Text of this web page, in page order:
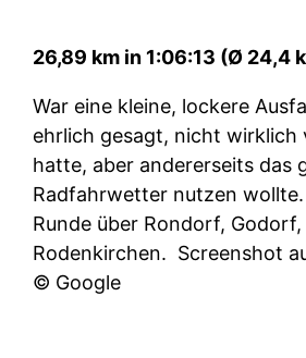
26,89 km in 1:06:13 (Ø 24,4
War eine kleine, lockere
ehrlich gesagt, nicht wirklich
hatte, aber andererseits das
Radfahrwetter nutzen wollte.
Runde über Rondorf,
Rodenkirchen. Screenshot
© Google